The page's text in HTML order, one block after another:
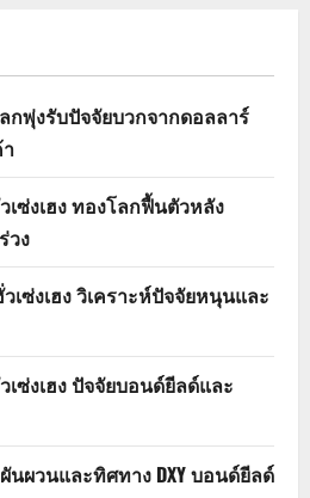
พุ่งรับปัจจัยบวกจากดอลลาร์
ซ่งเฮง ทองโลกฟื้นตัวหลัง
วง
ซ่งเฮง วิเคราะห์ปัจจัยหนุนและ
ซ่งเฮง ปัจจัยบอนด์ยีลด์และ
นผวนและทิศทาง DXY บอนด์ยีลด์